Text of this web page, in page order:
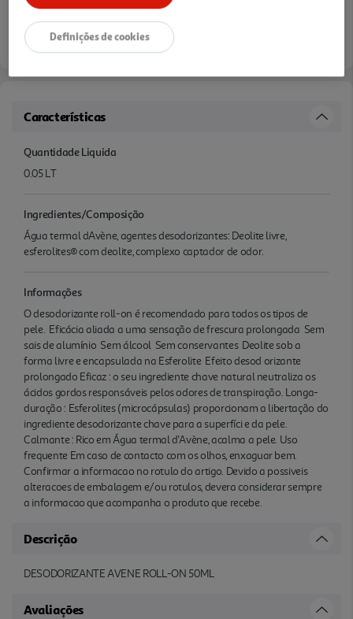
Características
Quantidade Liquida
0.05 LT
Ingredientes/Composição
Água termal dAvène, agentes desodorizantes: Deolite livre,
esferolites® com deolite, complexo captador de odor.
Informações
O desodorizante roll-on é recomendado para todos os tipos de
pele.  Eficácia aliada a uma sensação de frescura prolongada  Sem
sais de alumínio  Sem álcool  Sem conservantes  Deolite sob a
forma livre e encapsulada na Esferolite  Efeito desod orizante
prolongado Eficaz : o seu ingrediente chave natural neutraliza os
ácidos gordos responsáveis pelos odores de transpiração. Longa-
duração : Esferolites (microcápsulas) proporcionam a libertação do
ingrediente desodorizante chave para a superfíci e da pele.
Calmante : Rico em Água termal d'Avène, acalma a pele. Uso
frequente Em caso de contacto com os olhos, enxaguar bem.
Confirmar a informacao no rotulo do artigo. Devido a possiveis
alteracoes de embalagem e/ou rotulos, devera considerar sempre
a informacao que acompanha o produto que recebe.
Descrição
DESODORIZANTE AVENE ROLL-ON 50ML
Avaliações
Definições de cookies